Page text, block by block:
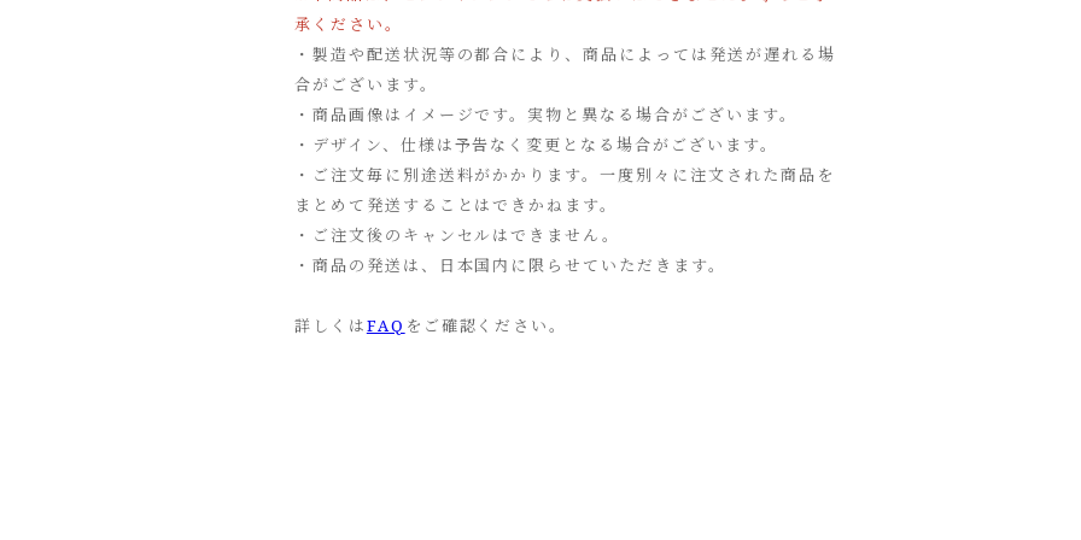
承ください。
・製造や配送状況等の都合により、商品によっては発送が遅れる場
合がございます。
・商品画像はイメージです。実物と異なる場合がございます。
・デザイン、仕様は予告なく変更となる場合がございます。
・ご注文毎に別途送料がかかります。一度別々に注文された商品を
まとめて発送することはできかねます。
・ご注文後のキャンセルはできません。
・商品の発送は、日本国内に限らせていただきます。
詳しくはFAQ をご確認ください。